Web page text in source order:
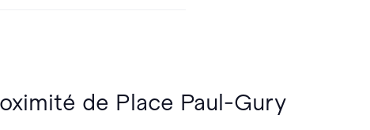
de Place Paul-Gury